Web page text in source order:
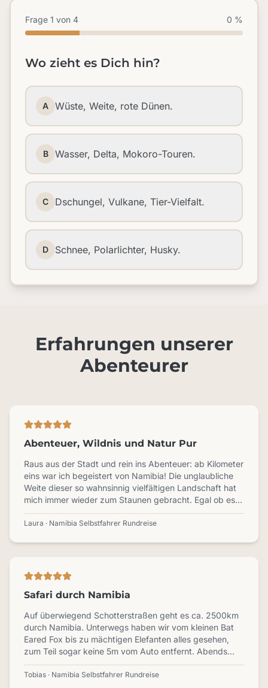
Frage 1 von 4 0 %
Wo zieht es Dich hin?
A Wüste, Weite, rote Dünen.
B Wasser, Delta, Mokoro-Touren.
C Dschungel, Vulkane, Tier-Vielfalt.
D Schnee, Polarlichter, Husky.
Erfahrungen unserer
Abenteurer
Abenteuer, Wildnis und Natur Pur
Raus aus der Stadt und rein ins Abenteuer: ab Kilometer
eins war ich begeistert von Namibia! Die unglaubliche
Weite dieser so wahnsinnig vielfältigen Landschaft hat
mich immer wieder zum Staunen gebracht. Egal ob es
der Ausblick über die Dünen der Namib, der
Sternenhimmel im Dune Star Camp, der Sonnenunter-
auf der Straße, zu Fuß, mit dem Auto oder Kajak und
eine faszinierende Tierwelt, von der wir auf dieser Reise
einiges sehen und erleben durften. Außerdem: das
bis Ende durch die wieder einmal perfekte Organisation,
die erstklassige Verpflegung, die besten Camping-
Spots und die spannenden, informativen Einblicke.
Vielen Dank Sebastian & Team, für diese unvergessliche
Reise!
Laura · Namibia Selbstfahrer Rundreise
Safari durch Namibia
Auf überwiegend Schotterstraßen geht es ca. 2500km
durch Namibia. Unterwegs haben wir vom kleinen Bat
Eared Fox bis zu mächtigen Elefanten alles gesehen,
zum Teil sogar keine 5m vom Auto entfernt. Abends
wurden wir prächtig verköstigt, auf dieser Reise hat
wirklich alles gepasst.
Tobias · Namibia Selbstfahrer Rundreise